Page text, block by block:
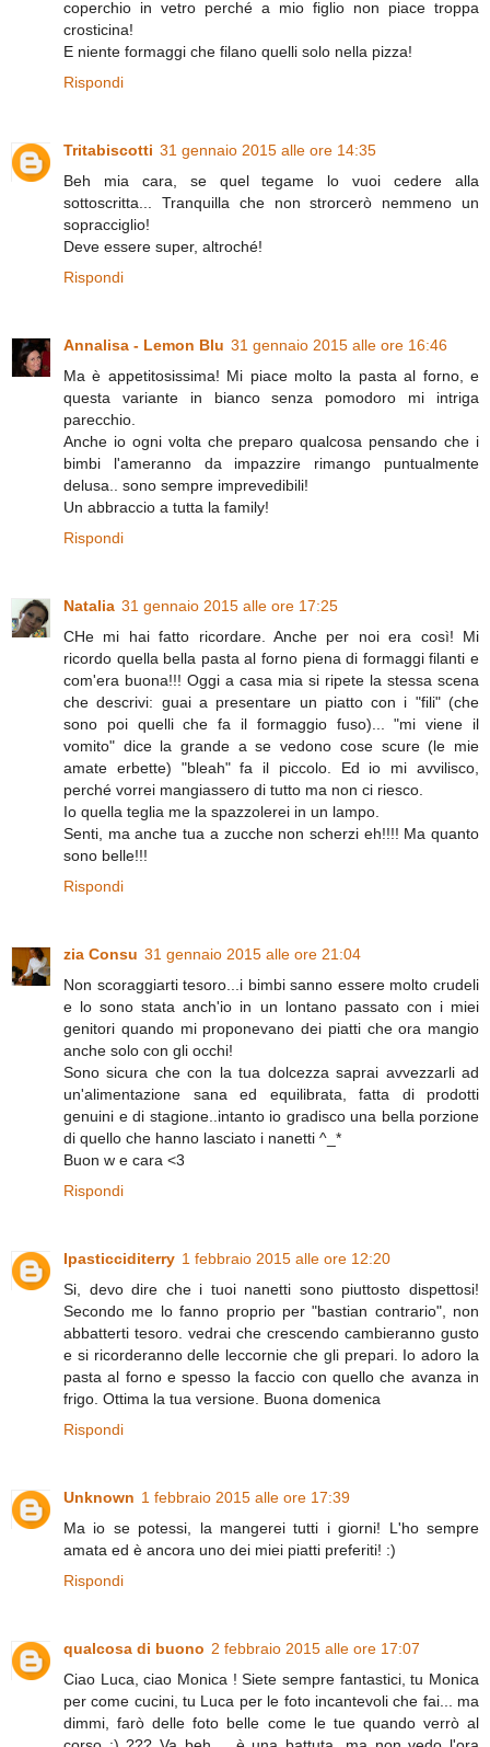
coperchio in vetro perché a mio figlio non piace troppa
crosticina!
E niente formaggi che filano quelli solo nella pizza!
Rispondi
Tritabiscotti 31 gennaio 2015 alle ore 14:35
Beh mia cara, se quel tegame lo vuoi cedere alla
sottoscritta... Tranquilla che non strorcerò nemmeno un
sopracciglio!
Deve essere super, altroché!
Rispondi
Annalisa - Lemon Blu 31 gennaio 2015 alle ore 16:46
Ma è appetitosissima! Mi piace molto la pasta al forno, e
questa variante in bianco senza pomodoro mi intriga
parecchio.
Anche io ogni volta che preparo qualcosa pensando che i
bimbi l'ameranno da impazzire rimango puntualmente
delusa.. sono sempre imprevedibili!
Un abbraccio a tutta la family!
Rispondi
Natalia 31 gennaio 2015 alle ore 17:25
CHe mi hai fatto ricordare. Anche per noi era così! Mi
ricordo quella bella pasta al forno piena di formaggi filanti e
com'era buona!!! Oggi a casa mia si ripete la stessa scena
che descrivi: guai a presentare un piatto con i "fili" (che
sono poi quelli che fa il formaggio fuso)... "mi viene il
vomito" dice la grande a se vedono cose scure (le mie
amate erbette) "bleah" fa il piccolo. Ed io mi avvilisco,
perché vorrei mangiassero di tutto ma non ci riesco.
Io quella teglia me la spazzolerei in un lampo.
Senti, ma anche tua a zucche non scherzi eh!!!! Ma quanto
sono belle!!!
Rispondi
zia Consu 31 gennaio 2015 alle ore 21:04
Non scoraggiarti tesoro...i bimbi sanno essere molto crudeli
e lo sono stata anch'io in un lontano passato con i miei
genitori quando mi proponevano dei piatti che ora mangio
anche solo con gli occhi!
Sono sicura che con la tua dolcezza saprai avvezzarli ad
un'alimentazione sana ed equilibrata, fatta di prodotti
genuini e di stagione..intanto io gradisco una bella porzione
di quello che hanno lasciato i nanetti ^_*
Buon w e cara <3
Rispondi
Ipasticciditerry 1 febbraio 2015 alle ore 12:20
Si, devo dire che i tuoi nanetti sono piuttosto dispettosi!
Secondo me lo fanno proprio per "bastian contrario", non
abbatterti tesoro. vedrai che crescendo cambieranno gusto
e si ricorderanno delle leccornie che gli prepari. Io adoro la
pasta al forno e spesso la faccio con quello che avanza in
frigo. Ottima la tua versione. Buona domenica
Rispondi
Unknown 1 febbraio 2015 alle ore 17:39
Ma io se potessi, la mangerei tutti i giorni! L'ho sempre
amata ed è ancora uno dei miei piatti preferiti! :)
Rispondi
qualcosa di buono 2 febbraio 2015 alle ore 17:07
Ciao Luca, ciao Monica ! Siete sempre fantastici, tu Monica
per come cucini, tu Luca per le foto incantevoli che fai... ma
dimmi, farò delle foto belle come le tue quando verrò al